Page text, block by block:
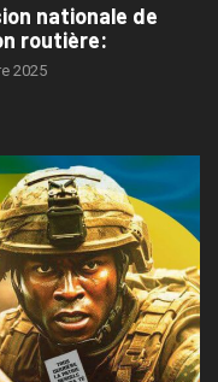
nationale de
routière:
2025